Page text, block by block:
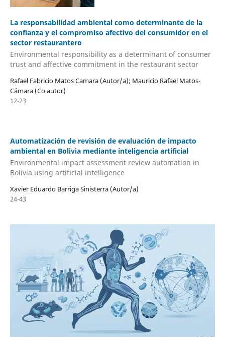
La responsabilidad ambiental como determinante de la
confianza y el compromiso afectivo del consumidor en el
sector restaurantero
Environmental responsibility as a determinant of consumer
trust and affective commitment in the restaurant sector
Rafael Fabricio Matos Camara (Autor/a); Mauricio Rafael Matos-
Cámara (Co autor)
12-23
Automatización de revisión de evaluación de impacto
ambiental en Bolivia mediante inteligencia artificial
Environmental impact assessment review automation in
Bolivia using artificial intelligence
Xavier Eduardo Barriga Sinisterra (Autor/a)
24-43